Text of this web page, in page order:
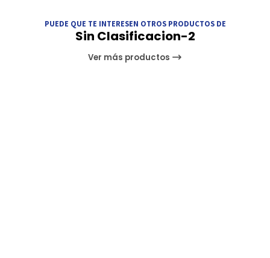
PUEDE QUE TE INTERESEN OTROS PRODUCTOS DE
Sin Clasificacion-2
Ver más productos